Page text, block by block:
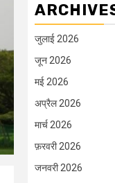
जुलाई 2026
जून 2026
मई 2026
अप्रैल 2026
मार्च 2026
फ़रवरी 2026
जनवरी 2026